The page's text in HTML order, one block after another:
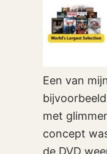
Een van
met
concept
de DVD